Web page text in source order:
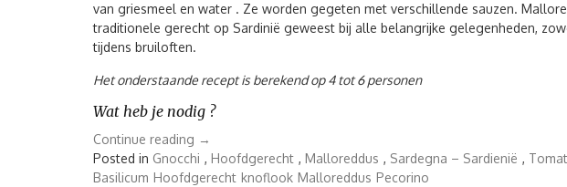
van griesmeel en water . Ze worden gegeten met verschillende sauzen.
traditionele gerecht op Sardinië geweest bij alle belangrijke gelegenheden,
tijdens bruiloften.
Het onderstaande recept is berekend op 4 tot 6 personen
Wat heb je nodig ?
Continue reading “Pasta
met
Sardische
→
Posted in Gnocchi , Hoofdgerecht , Malloreddus , Sardegna – Sardienië ,
Basilicum Hoofdgerecht knoflook Malloreddus Pecorino